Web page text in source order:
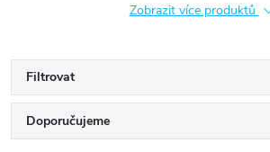
Zobrazit více produktů
Filtrovat
Ř
Doporučujeme